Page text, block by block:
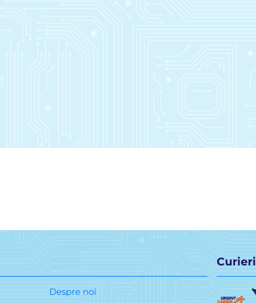
Despre noi
Curieri